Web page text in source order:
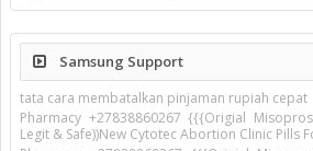
Samsung Support
tata cara membatalkan pinjaman rupiah cepat
Pharmacy +27838860267 {{{Origial
Legit & Safe))New Cytotec Abortion Clinic Pills